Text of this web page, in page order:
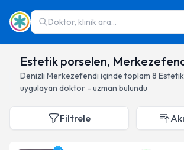
Doktor, klinik ara...
Estetik porselen,
Denizli Merkezefendi içinde toplam 8
uygulayan doktor - uzman bulundu
Filtrele